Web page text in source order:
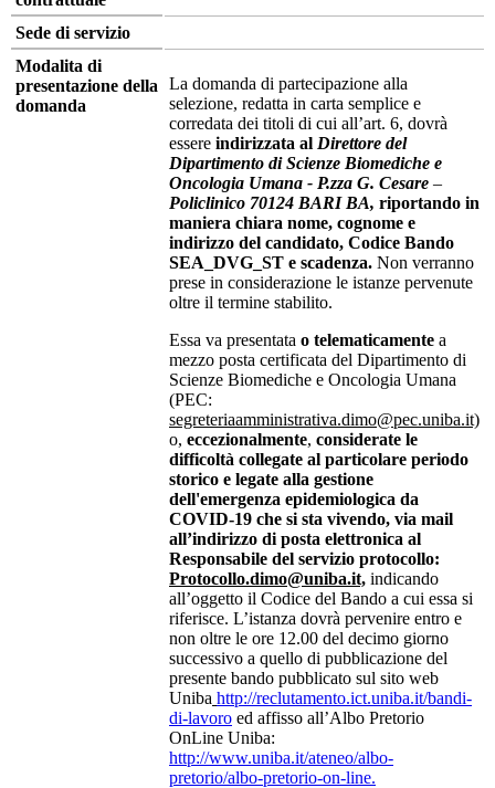
Sede di servizio
Modalita di
presentazione della
domanda
La domanda di partecipazione alla
selezione, redatta in carta semplice e
corredata dei titoli di cui all’art. 6, dovrà
essere indirizzata al Direttore del
Dipartimento di Scienze Biomediche e
Oncologia Umana - P.zza G. Cesare –
Policlinico 70124 BARI BA, riportando in
maniera chiara nome, cognome e
indirizzo del candidato, Codice Bando
SEA_DVG_ST e scadenza. Non verranno
prese in considerazione le istanze pervenute
oltre il termine stabilito.
Essa va presentata o telematicamente a
mezzo posta certificata del Dipartimento di
Scienze Biomediche e Oncologia Umana
(PEC:
segreteriaamministrativa.dimo@pec.uniba.it)
o, eccezionalmente, considerate le
difficoltà collegate al particolare periodo
storico e legate alla gestione
dell'emergenza epidemiologica da
COVID-19 che si sta vivendo, via mail
all’indirizzo di posta elettronica al
Responsabile del servizio protocollo:
Protocollo.dimo@uniba.it, indicando
all’oggetto il Codice del Bando a cui essa si
riferisce. L’istanza dovrà pervenire entro e
non oltre le ore 12.00 del decimo giorno
successivo a quello di pubblicazione del
presente bando pubblicato sul sito web
Uniba http://reclutamento.ict.uniba.it/bandi-
di-lavoro ed affisso all’Albo Pretorio
OnLine Uniba:
http://www.uniba.it/ateneo/albo-
pretorio/albo-pretorio-on-line.